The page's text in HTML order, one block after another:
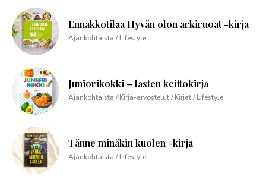
Ennakkotilaa Hyvän olon arkiruoat -kirja
Ajankohtaista / Lifestyle
Juniorikokki – lasten keittokirja
Ajankohtaista / Kirja-arvostelut / Kirjat / Lifestyle
Tänne minäkin kuolen -kirja
Ajankohtaista / Lifestyle